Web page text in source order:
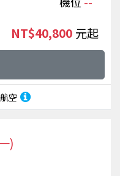
空
NT$40,800 起
)